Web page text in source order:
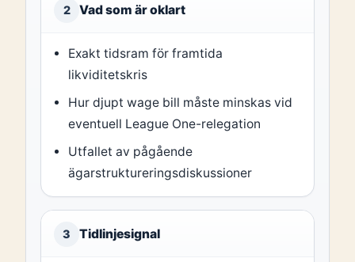
2 Vad som är oklart
Exakt tidsram för framtida
likviditetskris
Hur djupt wage bill måste minskas vid
eventuell League One-relegation
Utfallet av pågående
ägarstruktureringsdiskussioner
3 Tidlinjesignal